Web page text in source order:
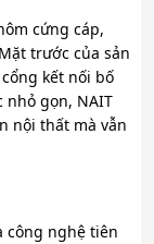
cứng cáp,
trước của sản
kết nối bố
gọn, NAIT
nội thất mà vẫn
công nghệ tiên